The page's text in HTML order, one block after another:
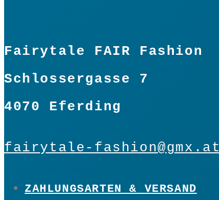
Fairytale FAIR Fashion
Schlossergasse 7
4070 Eferding
fairytale-fashion@gmx.at
ZAHLUNGSARTEN & VERSAND